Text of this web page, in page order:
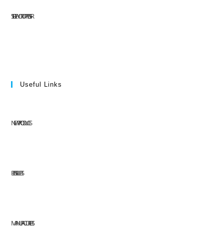
SITE DE WORDPRESS-FR
Useful Links
NEW PRODUCTS
BEST SELLERS
MANUFACTURERS